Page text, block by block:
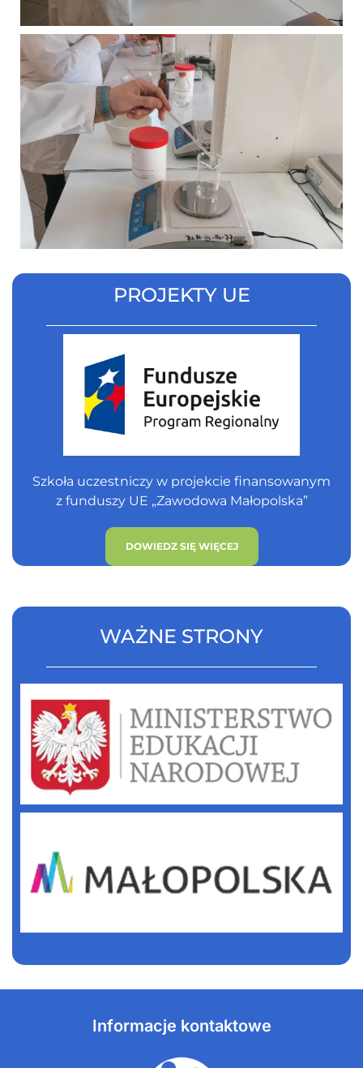
PROJEKTY UE
Szkoła uczestniczy w projekcie finansowanym
z funduszy UE „Zawodowa Małopolska”
DOWIEDZ SIĘ WIĘCEJ
WAŻNE STRONY
Informacje kontaktowe